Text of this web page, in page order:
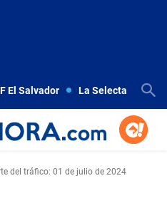
El Salvador La Selecta
del tráfico: 01 de julio de 2024